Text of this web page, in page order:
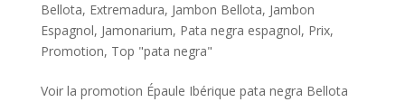
Bellota, Extremadura, Jambon Bellota, Jambon
Espagnol, Jamonarium, Pata negra espagnol, Prix,
Promotion, Top "pata negra"
Voir la promotion Épaule Ibérique pata negra Bellota